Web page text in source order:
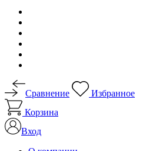
Сравнение
Избранное
Корзина
Вход